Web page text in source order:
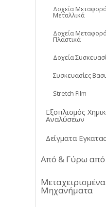
Δοχεία
Μεταλλικά
Δοχεία
Πλαστικά
Δοχεία
Συσκευασίες
Stretch Film
Εξοπλισμός
Αναλύσεων
Δείγματα
Από & Γύρω από
Μεταχειρισμένα
Μηχανήματα